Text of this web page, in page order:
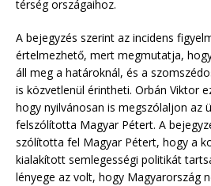
térség országaihoz.
A bejegyzés szerint az incidens
értelmezhető, mert megmutatja,
áll meg a határoknál, és a
is közvetlenül érintheti. Orbán Viktor
hogy nyilvánosan is megszólaljon az
felszólította Magyar Pétert. A
szólította fel Magyar Pétert, hogy a
kialakított semlegességi politikát
lényege az volt, hogy Magyarország